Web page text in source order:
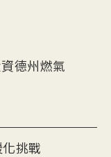
德州燃氣
挑戰